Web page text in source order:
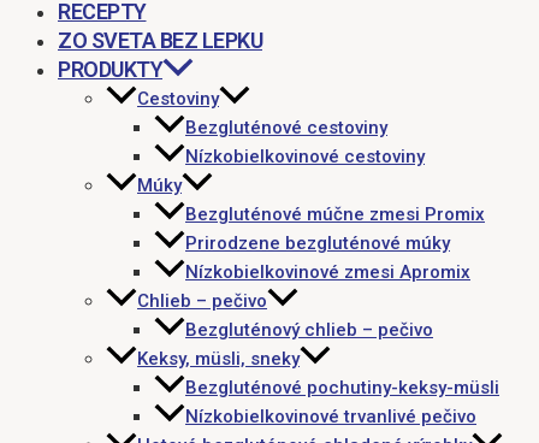
RECEPTY
ZO SVETA BEZ LEPKU
PRODUKTY
Cestoviny
Bezgluténové cestoviny
Nízkobielkovinové cestoviny
Múky
Bezgluténové múčne zmesi Promix
Prirodzene bezgluténové múky
Nízkobielkovinové zmesi Apromix
Chlieb – pečivo
Bezgluténový chlieb – pečivo
Keksy, müsli, sneky
Bezgluténové pochutiny-keksy-müsli
Nízkobielkovinové trvanlivé pečivo